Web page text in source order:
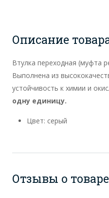
Описание
Втулка переходная (муфта
Выполнена из
устойчивость к химии и
одну единицу.
Цвет: серый
Отзывы о товаре